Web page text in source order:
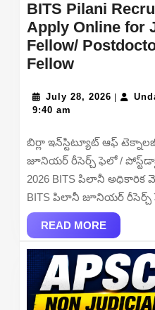
BITS Pilani
Apply Online for
Fellow/
FellowBITS
–
Apply
Online
for
Junior
Research
Fellow/
Research
Fellow
July 28, 2026 July
|
9:40 am
బిర్లా ఇన్‌స్టిట్యూట్ ఆఫ్
జూనియర్ రీసెర్చ్ ఫెలో /
2026 BITS పిలానీ
BITS పిలానీ జూనియర్
READ MOREREAD
MORE